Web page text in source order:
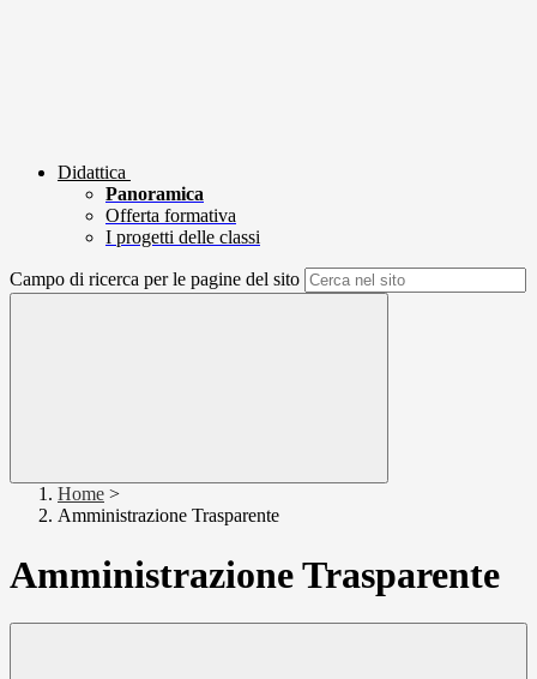
Didattica
Panoramica
Offerta formativa
I progetti delle classi
Campo di ricerca per le pagine del sito
Home >
Amministrazione Trasparente
Amministrazione Trasparente